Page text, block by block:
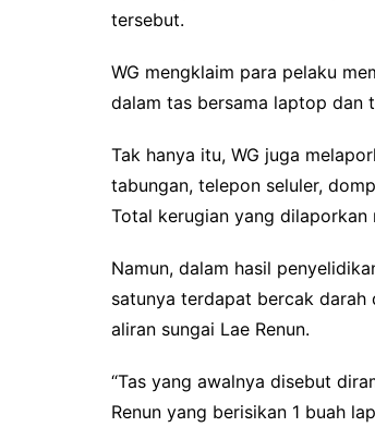
tersebut.
WG mengklaim para pelaku
dalam tas bersama laptop dan
Tak hanya itu, WG juga
tabungan, telepon seluler,
Total kerugian yang dilaporkan
Namun, dalam hasil
satunya terdapat bercak darah
aliran sungai Lae Renun.
“Tas yang awalnya disebut
Renun yang berisikan 1 buah